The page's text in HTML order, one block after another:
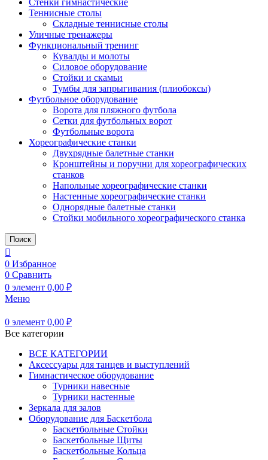
Теннисные столы
Складные теннисные столы
Уличные тренажеры
Функциональный тренинг
Кувалды и молоты
Силовое оборудование
Стойки и скамьи
Тумбы для запрыгивания (плиобоксы)
Футбольное оборудование
Ворота для пляжного футбола
Сетки для футбольных ворот
Футбольные ворота
Хореографические станки
Двухрядные балетные станки
Кронштейны и поручни для хореографических
станков
Напольные хореографические станки
Настенные хореографические станки
Однорядные балетные станки
Стойки мобильного хореографического станка
Поиск
0 Избранное
0 Сравнить
0 элемент 0,00 ₽
Меню
0 элемент 0,00 ₽
Все категории
ВСЕ КАТЕГОРИИ
Аксессуары для танцев и выступлений
Гимнастическое оборудование
Турники навесные
Турники настенные
Зеркала для залов
Оборудование для Баскетбола
Баскетбольные Стойки
Баскетбольные Щиты
Баскетбольные Кольца